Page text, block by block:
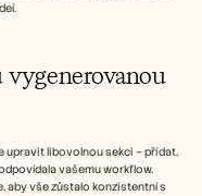
upravit libovolnou sekci – přidat,
vašemu workflow.
aby vše zůstalo konzistentní s